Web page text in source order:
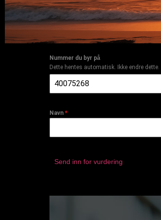
God
Sommer
Nummer du byr på
Dette hentes automatisk. Ikke endre dette.
Navn *
Send inn for vurdering